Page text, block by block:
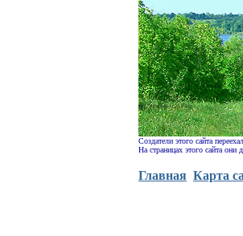
Создатели этого сайта
На страницах этого сайта они
Главная Карта